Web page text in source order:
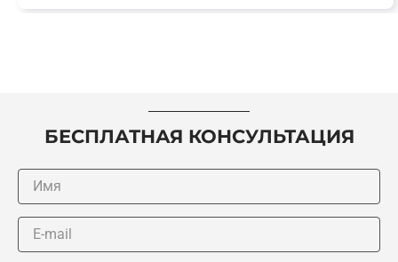
БЕСПЛАТНАЯ КОНСУЛЬТАЦИЯ